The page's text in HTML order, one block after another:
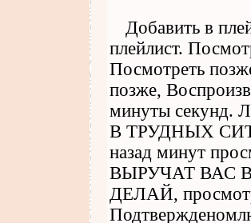
Добавить в
плейлист.
Посмотреть
позже,
минуты
В ТРУДНЫХ
назад минут
ВЫРУЧАТ ВАС
ДЕЛАЙ,